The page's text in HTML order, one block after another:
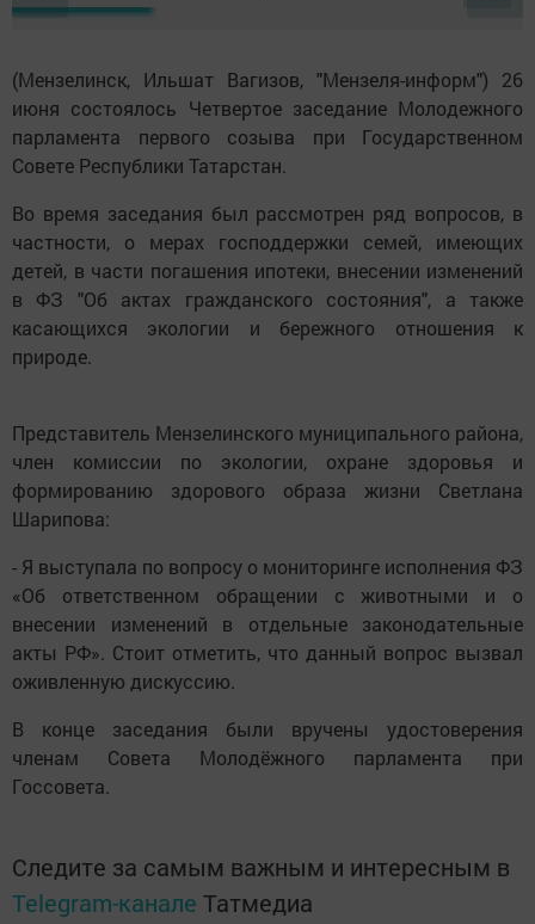
(Мензелинск, Ильшат Вагизов, "Мензеля-информ") 26
июня состоялось Четвертое заседание Молодежного
парламента первого созыва при Государственном
Совете Республики Татарстан.
Во время заседания был рассмотрен ряд вопросов, в
частности, о мерах господдержки семей, имеющих
детей, в части погашения ипотеки, внесении изменений
в ФЗ "Об актах гражданского состояния", а также
касающихся экологии и бережного отношения к
природе.
Представитель Мензелинского муниципального района,
член комиссии по экологии, охране здоровья и
формированию здорового образа жизни Светлана
Шарипова:
- Я выступала по вопросу о мониторинге исполнения ФЗ
«Об ответственном обращении с животными и о
внесении изменений в отдельные законодательные
акты РФ». Стоит отметить, что данный вопрос вызвал
оживленную дискуссию.
В конце заседания были вручены удостоверения
членам Совета Молодёжного парламента при
Госсовета.
Следите за самым важным и интересным в
Telegram-канале Татмедиа